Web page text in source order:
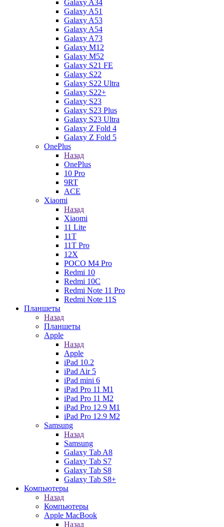
Galaxy A34
Galaxy A51
Galaxy A53
Galaxy A54
Galaxy A73
Galaxy M12
Galaxy M52
Galaxy S21 FE
Galaxy S22
Galaxy S22 Ultra
Galaxy S22+
Galaxy S23
Galaxy S23 Plus
Galaxy S23 Ultra
Galaxy Z Fold 4
Galaxy Z Fold 5
OnePlus
Назад
OnePlus
10 Pro
9RT
ACE
Xiaomi
Назад
Xiaomi
11 Lite
11T
11T Pro
12X
POCO M4 Pro
Redmi 10
Redmi 10C
Redmi Note 11 Pro
Redmi Note 11S
Планшеты
Назад
Планшеты
Apple
Назад
Apple
iPad 10.2
iPad Air 5
iPad mini 6
iPad Pro 11 M1
iPad Pro 11 M2
iPad Pro 12.9 M1
iPad Pro 12.9 M2
Samsung
Назад
Samsung
Galaxy Tab A8
Galaxy Tab S7
Galaxy Tab S8
Galaxy Tab S8+
Компьютеры
Назад
Компьютеры
Apple MacBook
Назад